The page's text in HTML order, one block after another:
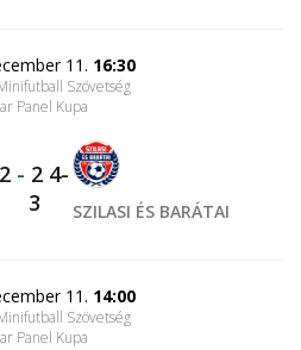
11. 16:30
Szövetség
Panel Kupa
2 - 2 4-
3
SZILASI ÉS BARÁTAI
11. 14:00
Szövetség
Panel Kupa